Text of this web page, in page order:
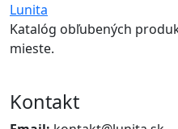
Lunita
Katalóg obľubených
mieste.
Kontakt